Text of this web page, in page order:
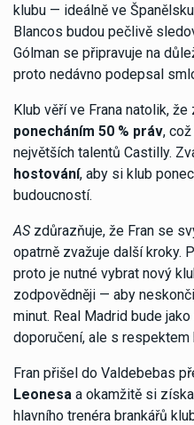
klubu — ideálně ve
Blancos budou pečlivě
Gólman se připravuje na
proto nedávno podepsal
Klub věří ve Frana natolik, že
ponecháním 50 % práv,
největších talentů Castilly.
hostování, aby si klub
budoucností.
ASzdůrazňuje, že Fran se
opatrně zvažuje další kroky.
proto je nutné vybrat nový
zodpovědněji — aby
minut. Real Madrid bude
doporučení, ale s respektem
Fran přišel do Valdebebas
Leonesa a okamžitě si
hlavního trenéra brankářů